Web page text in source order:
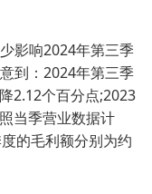
影响2024年第三季
到：2024年第三季
2.12个百分点;2023
当季营业数据计
的毛利额分别为约